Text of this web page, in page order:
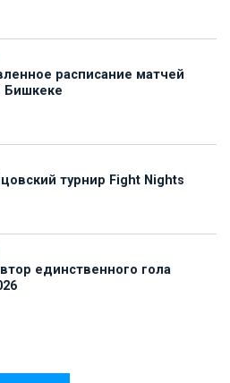
расписание матчей
Бишкеке
турнир Fight Nights
единственного гола